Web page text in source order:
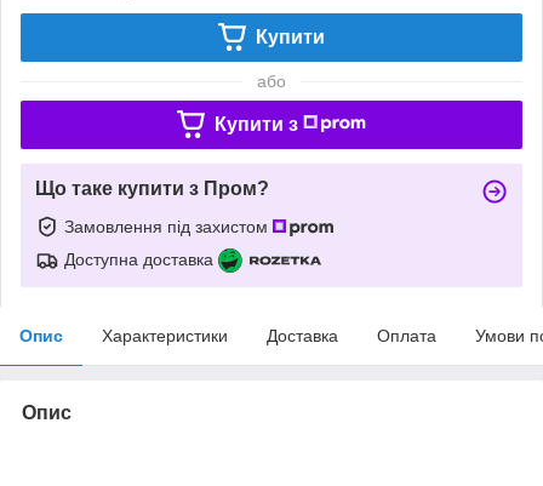
Купити
або
Купити з
Що таке купити з Пром?
Замовлення під захистом
Доступна доставка
Опис Характеристики Доставка Оплата Умови
Опис